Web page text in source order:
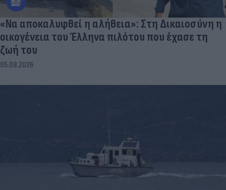
«Να αποκαλυφθεί η αλήθεια»: Στη Δικαιοσύνη η
οικογένεια του Έλληνα πιλότου που έχασε τη
ζωή του
05.08.2026